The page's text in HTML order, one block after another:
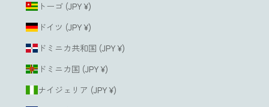
トーゴ (JPY ¥)
ドイツ (JPY ¥)
ドミニカ共和国 (JPY ¥)
ドミニカ国 (JPY ¥)
ナイジェリア (JPY ¥)